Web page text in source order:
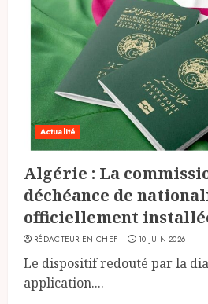
Actualité
Algérie : La
déchéance de
officiellement
RÉDACTEUR EN CHEF 10 JUIN 2026
Le dispositif redouté par la
application....